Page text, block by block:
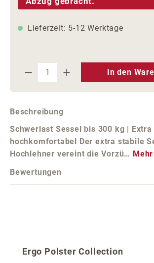
Lieferzeit: 5-12 Werktage
Produkt Anzahl: Gib den
In den
Beschreibung
Schwerlast Sessel bis 300 kg | Extra
hochkomfortabel Der extra stabile
Hochlehner vereint die Vorzü… Mehr
Bewertungen
Produktgalerie überspringen
Ergo Polster Collection